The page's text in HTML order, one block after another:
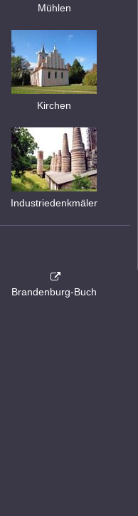
Mühlen
Kirchen
Industriedenkmäler
Brandenburg-Buch